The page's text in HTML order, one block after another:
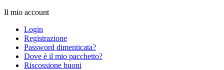
Il mio account
Login
Registrazione
Password dimenticata?
Dove è il mio pacchetto?
Riscossione buoni